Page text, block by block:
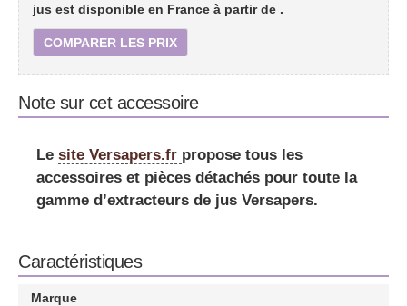
jus est disponible en France à partir de .
COMPARER LES PRIX
Note sur cet accessoire
Le site Versapers.fr propose tous les
accessoires et pièces détachés pour toute la
gamme d’extracteurs de jus Versapers.
Caractéristiques
Marque